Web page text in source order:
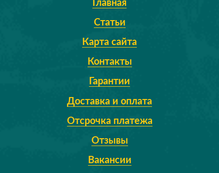
Статьи
Карта сайта
Контакты
Гарантии
Доставка и оплата
Отсрочка платежа
Отзывы
Вакансии